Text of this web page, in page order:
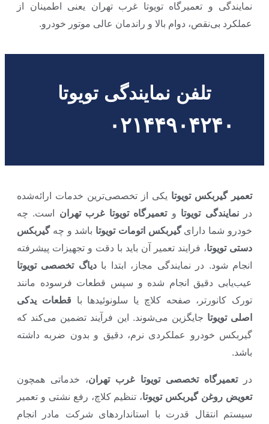
نمایندگی و تعمیرگاه تویوتا غرب تهران یعنی اطمینان از
عملکرد بی‌نقص، دوام بالا و راندمان عالی موتور خودرو.
تلفن نمایندگی تویوتا
۰۲۱۴۴۹۰۴۲۴۰
تعمیر گیربکس تویوتا یکی از تخصصی‌ترین خدمات ارائه‌شده
درنمایندگی تویوتا وتعمیرگاه تویوتا غرب تهران است. چه
خودرو شما دارایگیربکس اتومات تویوتا باشد و چهگیربکس
دستی تویوتا، فرایند تعمیر آن باید با دقت و تجهیزات پیشرفته
انجام شود. در نمایندگی مجاز، ابتدا بادیاگ تخصصی تویوتا
عیب‌یابی دقیق انجام شده و سپس قطعات فرسوده مانند
تورک کانورتر، صفحه کلاچ یا سلونوئیدها با قطعات یدکی
اصلی تویوتا جایگزین می‌شوند. این فرآیند تضمین می‌کند که
گیربکس خودرو عملکردی نرم، دقیق و بدون ضربه داشته
باشد.
درتعمیرگاه تخصصی تویوتا غرب تهران، خدماتی همچون
تعویض روغن گیربکس تویوتا، تنظیم کلاچ، رفع نشتی و تعمیر
سیستم انتقال قدرت با استانداردهای شرکت مادر انجام